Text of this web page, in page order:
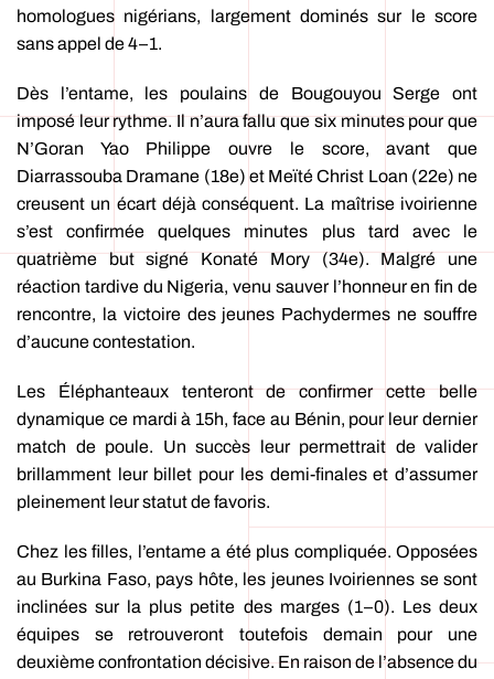
homologues nigérians, largement dominés sur le score
sans appel de 4–1.
Dès l’entame, les poulains de Bougouyou Serge ont
imposé leur rythme. Il n’aura fallu que six minutes pour que
N’Goran Yao Philippe ouvre le score, avant que
Diarrassouba Dramane (18e) et Meïté Christ Loan (22e) ne
creusent un écart déjà conséquent. La maîtrise ivoirienne
s’est confirmée quelques minutes plus tard avec le
quatrième but signé Konaté Mory (34e). Malgré une
réaction tardive du Nigeria, venu sauver l’honneur en fin de
rencontre, la victoire des jeunes Pachydermes ne souffre
d’aucune contestation.
Les Éléphanteaux tenteront de confirmer cette belle
dynamique ce mardi à 15h, face au Bénin, pour leur dernier
match de poule. Un succès leur permettrait de valider
brillamment leur billet pour les demi-finales et d’assumer
pleinement leur statut de favoris.
Chez les filles, l’entame a été plus compliquée. Opposées
au Burkina Faso, pays hôte, les jeunes Ivoiriennes se sont
inclinées sur la plus petite des marges (1–0). Les deux
équipes se retrouveront toutefois demain pour une
deuxième confrontation décisive. En raison de l’absence du